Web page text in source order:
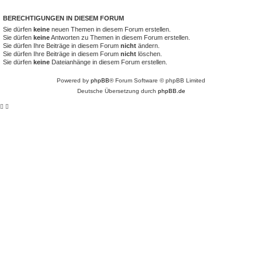
BERECHTIGUNGEN IN DIESEM FORUM
Sie dürfen keine neuen Themen in diesem Forum erstellen.
Sie dürfen keineAntworten zu Themen in diesem Forum erstellen.
Sie dürfen Ihre Beiträge in diesem Forum nicht ändern.
Sie dürfen Ihre Beiträge in diesem Forum nicht löschen.
Sie dürfen keine Dateianhänge in diesem Forum erstellen.
Powered by phpBB® Forum Software © phpBB Limited
Deutsche Übersetzung durch phpBB.de